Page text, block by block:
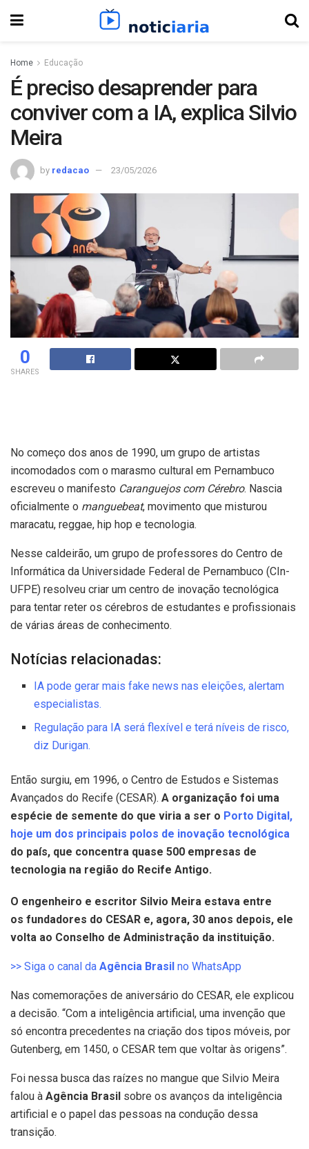
Home Educação
É preciso desaprender para
conviver com a IA, explica Silvio
Meira
by redacao 23/05/2026
0
SHARES
No começo dos anos de 1990, um grupo de artistas
incomodados com o marasmo cultural em Pernambuco
escreveu o manifesto Caranguejos com Cérebro. Nascia
oficialmente o manguebeat, movimento que misturou
maracatu, reggae, hip hop e tecnologia.
Nesse caldeirão, um grupo de professores do Centro de
Informática da Universidade Federal de Pernambuco (CIn-
UFPE) resolveu criar um centro de inovação tecnológica
para tentar reter os cérebros de estudantes e profissionais
de várias áreas de conhecimento.
Notícias relacionadas:
IA pode gerar mais fake news nas eleições, alertam
especialistas.
Regulação para IA será flexível e terá níveis de risco,
diz Durigan.
Então surgiu, em 1996, o Centro de Estudos e Sistemas
Avançados do Recife (CESAR). A organização foi uma
espécie de semente do que viria a ser o Porto Digital,
hoje um dos principais polos de inovação tecnológica
do país, que concentra quase 500 empresas de
tecnologia na região do Recife Antigo.
O engenheiro e escritor Silvio Meira estava entre
os fundadores do CESAR e, agora, 30 anos depois, ele
volta ao Conselho de Administração da instituição.
>> Siga o canal da Agência Brasil no WhatsApp
Nas comemorações de aniversário do CESAR, ele explicou
a decisão. “Com a inteligência artificial, uma invenção que
só encontra precedentes na criação dos tipos móveis, por
Gutenberg, em 1450, o CESAR tem que voltar às origens”.
Foi nessa busca das raízes no mangue que Silvio Meira
falou à Agência Brasil sobre os avanços da inteligência
artificial e o papel das pessoas na condução dessa
transição.